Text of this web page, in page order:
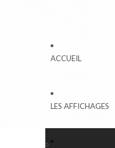
ACCUEIL
LES AFFICHAGES